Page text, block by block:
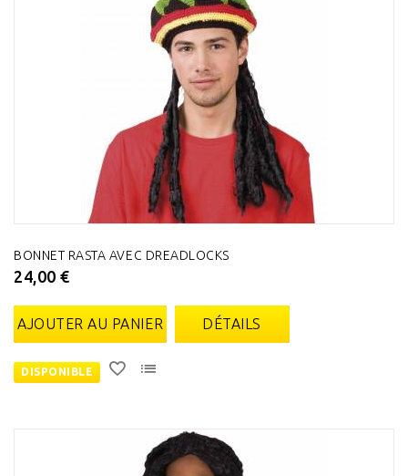
BONNET RASTA AVEC DREADLOCKS
24,00 €
AJOUTER AU PANIER DÉTAILS
DISPONIBLE